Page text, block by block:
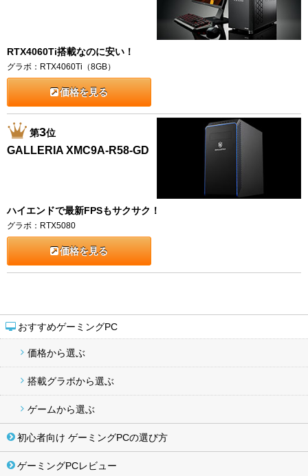
おすすめゲーミングPC
価格から選ぶ
搭載グラボから選ぶ
ゲームから選ぶ
初心者向け ゲーミングPCの選び方
ゲーミングPCレビュー
RTX4060Ti搭載なのに安い！
グラボ：RTX4060Ti（8GB）
価格を見る
第3位
GALLERIA XMC9A-R58-GD
ハイエンドで最新FPSもサクサク！
グラボ：RTX5080
価格を見る